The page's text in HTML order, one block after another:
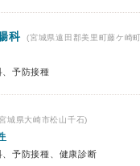
科 (宮城県遠田郡美里町藤ケ崎
予防接種
城県大崎市松山千石)
予防接種、健康診断